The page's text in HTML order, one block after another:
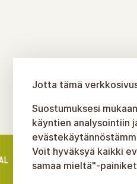
Jotta tämä
Suostumuksesi
käyntien analysointiin
Voit hyväksyä kaikki
samaa mieltä"-